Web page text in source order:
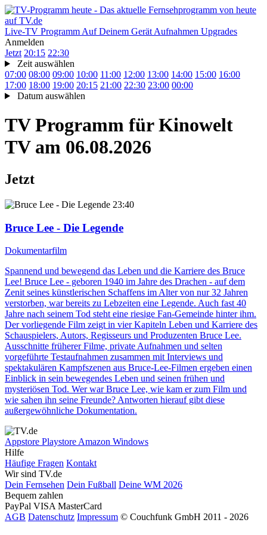
Live-TV Programm Auf Deinem Gerät Aufnahmen Upgrades
Anmelden
Jetzt 20:15 22:30
Zeit auswählen
07:00 08:00 09:00 10:00 11:00 12:00 13:00 14:00 15:00 16:00
17:00 18:00 19:00 20:15 21:00 22:30 23:00 00:00
Datum auswählen
TV Programm für Kinowelt
TV am 06.08.2026
Jetzt
23:40
Bruce Lee - Die Legende
Dokumentarfilm
Spannend und bewegend das Leben und die Karriere des Bruce
Lee! Bruce Lee - geboren 1940 im Jahre des Drachen - auf dem
Zenit seines künstlerischen Schaffens im Alter von nur 32 Jahren
verstorben, war bereits zu Lebzeiten eine Legende. Auch fast 40
Jahre nach seinem Tod steht eine riesige Fan-Gemeinde hinter ihm.
Der vorliegende Film zeigt in vier Kapiteln Leben und Karriere des
Schauspielers, Autors, Regisseurs und Produzenten Bruce Lee.
Ausschnitte früherer Filme, private Aufnahmen und selten
vorgeführte Testaufnahmen zusammen mit Interviews und
spektakulären Kampfszenen aus Bruce-Lee-Filmen ergeben einen
Einblick in sein bewegendes Leben und seinen frühen und
mysteriösen Tod. Wer war Bruce Lee, wie kam er zum Film und
wie sahen ihn seine Freunde? Antworten hierauf gibt diese
außergewöhnliche Dokumentation.
Appstore Playstore Amazon Windows
Hilfe
Häufige Fragen Kontakt
Wir sind TV.de
Dein Fernsehen Dein Fußball Deine WM 2026
Bequem zahlen
PayPal VISA MasterCard
AGB Datenschutz Impressum © Couchfunk GmbH 2011 - 2026